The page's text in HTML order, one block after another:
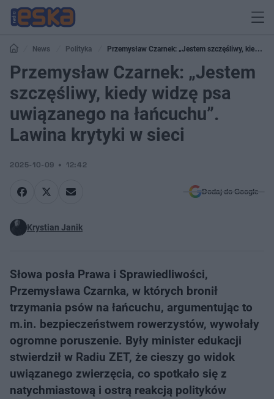
News Polityka
Przemysław Czarnek: „Jestem szczęśliwy, kiedy
widzę psa uwiązanego na łańcuchu”. Lawina krytyki w sieci
Przemysław Czarnek: „Jestem
szczęśliwy, kiedy widzę psa
uwiązanego na łańcuchu”.
Lawina krytyki w sieci
2025-10-09 12:42
Dodaj do Google
Krystian Janik
Słowa posła Prawa i Sprawiedliwości,
Przemysława Czarnka, w których bronił
trzymania psów na łańcuchu, argumentując to
m.in. bezpieczeństwem rowerzystów, wywołały
ogromne poruszenie. Były minister edukacji
stwierdził w Radiu ZET, że cieszy go widok
uwiązanego zwierzęcia, co spotkało się z
natychmiastową i ostrą reakcją polityków